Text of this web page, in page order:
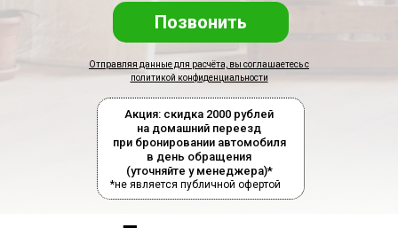
Отправляя данные для расчёта, вы соглашаетесь с
политикой конфиденциальности
Акция: скидка 2000 рублей
на домашний переезд
при бронировании автомобиля
в день обращения
(уточняйте у менеджера)*
*не является публичной офертой
Позвонить